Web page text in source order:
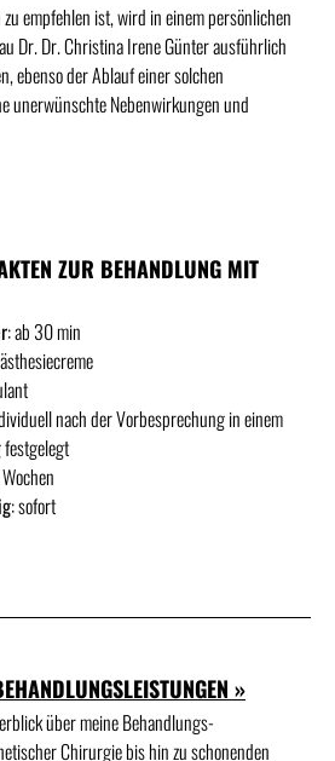
empfehlen ist, wird in einem persönlichen
Dr. Dr. Christina Irene Günter ausführlich
ebenso der Ablauf einer solchen
unerwünschte Nebenwirkungen und
ZUR BEHANDLUNG MIT
: ab 30 min
nach der Vorbesprechung in einem
festgelegt
: sofort
»
über meine Behandlungs­
Chirurgie bis hin zu schonenden